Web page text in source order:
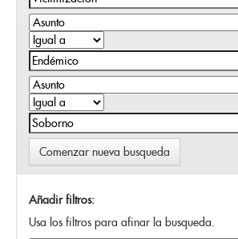
Comenzar nueva busqueda
Añadir filtros:
Usa los filtros para afinar la busqueda.